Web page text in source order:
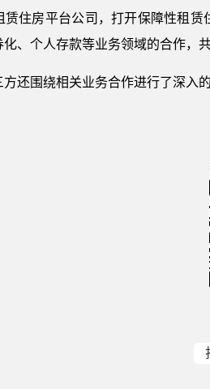
赁住房平台公司，打开保障性租
、个人存款等业务领域的合作，
还围绕相关业务合作进行了深入